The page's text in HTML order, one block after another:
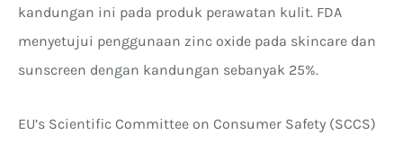
kandungan ini pada produk perawatan kulit. FDA
menyetujui penggunaan zinc oxide pada skincare dan
sunscreen dengan kandungan sebanyak 25%.
EU’s Scientific Committee on Consumer Safety (SCCS)